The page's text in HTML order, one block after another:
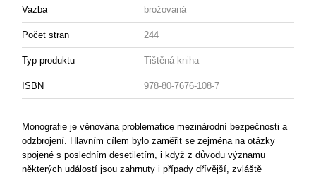
Vazba brožovaná
Počet stran 244
Typ produktu Tištěná kniha
ISBN 978-80-7676-108-7
Monografie je věnována problematice mezinárodní bezpečnosti a
odzbrojení. Hlavním cílem bylo zaměřit se zejména na otázky
spojené s posledním desetiletím, i když z důvodu významu
některých událostí jsou zahrnuty i případy dřívější, zvláště